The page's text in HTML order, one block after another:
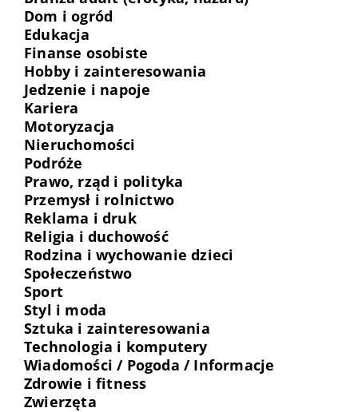
Dom i ogród
Edukacja
Finanse osobiste
Hobby i zainteresowania
Jedzenie i napoje
Kariera
Motoryzacja
Nieruchomości
Podróże
Prawo, rząd i polityka
Przemysł i rolnictwo
Reklama i druk
Religia i duchowość
Rodzina i wychowanie dzieci
Społeczeństwo
Sport
Styl i moda
Sztuka i zainteresowania
Technologia i komputery
Wiadomości / Pogoda / Informacje
Zdrowie i fitness
Zwierzęta